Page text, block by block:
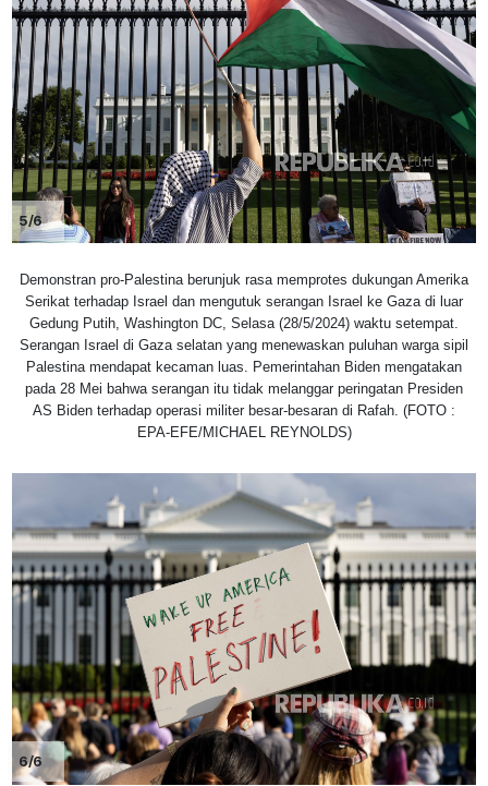
5/6
Demonstran pro-Palestina berunjuk rasa memprotes dukungan Amerika
Serikat terhadap Israel dan mengutuk serangan Israel ke Gaza di luar
Gedung Putih, Washington DC, Selasa (28/5/2024) waktu setempat.
Serangan Israel di Gaza selatan yang menewaskan puluhan warga sipil
Palestina mendapat kecaman luas. Pemerintahan Biden mengatakan
pada 28 Mei bahwa serangan itu tidak melanggar peringatan Presiden
AS Biden terhadap operasi militer besar-besaran di Rafah. (FOTO :
EPA-EFE/MICHAEL REYNOLDS)
6/6